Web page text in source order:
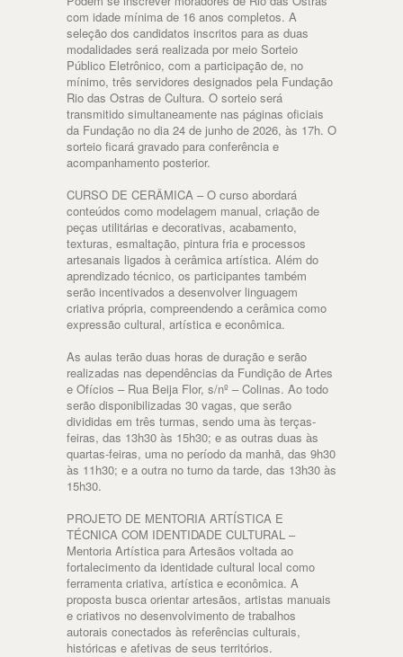
com idade mínima de 16 anos completos. A
seleção dos candidatos inscritos para as duas
modalidades será realizada por meio Sorteio
Público Eletrônico, com a participação de, no
mínimo, três servidores designados pela Fundação
Rio das Ostras de Cultura. O sorteio será
transmitido simultaneamente nas páginas oficiais
da Fundação no dia 24 de junho de 2026, às 17h. O
sorteio ficará gravado para conferência e
acompanhamento posterior.
CURSO DE CERÂMICA – O curso abordará
conteúdos como modelagem manual, criação de
peças utilitárias e decorativas, acabamento,
texturas, esmaltação, pintura fria e processos
artesanais ligados à cerâmica artística. Além do
aprendizado técnico, os participantes também
serão incentivados a desenvolver linguagem
criativa própria, compreendendo a cerâmica como
expressão cultural, artística e econômica.
As aulas terão duas horas de duração e serão
realizadas nas dependências da Fundição de Artes
e Ofícios – Rua Beija Flor, s/nº – Colinas. Ao todo
serão disponibilizadas 30 vagas, que serão
divididas em três turmas, sendo uma às terças-
feiras, das 13h30 às 15h30; e as outras duas às
quartas-feiras, uma no período da manhã, das 9h30
às 11h30; e a outra no turno da tarde, das 13h30 às
15h30.
PROJETO DE MENTORIA ARTÍSTICA E
TÉCNICA COM IDENTIDADE CULTURAL –
Mentoria Artística para Artesãos voltada ao
fortalecimento da identidade cultural local como
ferramenta criativa, artística e econômica. A
proposta busca orientar artesãos, artistas manuais
e criativos no desenvolvimento de trabalhos
autorais conectados às referências culturais,
históricas e afetivas de seus territórios.